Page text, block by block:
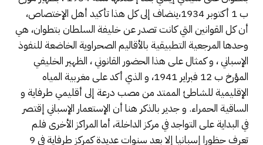
ب 1 أكتوبر 1934،ينضاف إلى كل هذا تأكيد أهل الإختصاص،
أن كل القوانين التي كانت تصدر عن خليفة السلطان بتطوان، هي
وحدها المرجعية التطبيقية بالأقاليم الصحراوية الخاضعة للنفوذ
الإسباني ، و كمثال على هذا الحضور القانوني ، الظهير الخليفي
المؤرخ ب 12 فبراير 1941، و الذي أكد على مغربية المياه
الإقليمية للشاطئ الممتد من مصب درعة إلى أقليمي طرفاية و
الساقية الحمراء. و جدير بالذكر هنا أن الإستعمار الإسباني إقتصر
في البداية على التواجد في مركز الداخلة، أما المراكز الأخرى فلم
تعرف حظورا إسبانيا إلا بعد سنوات عديدة كمركز طرفاية في 9